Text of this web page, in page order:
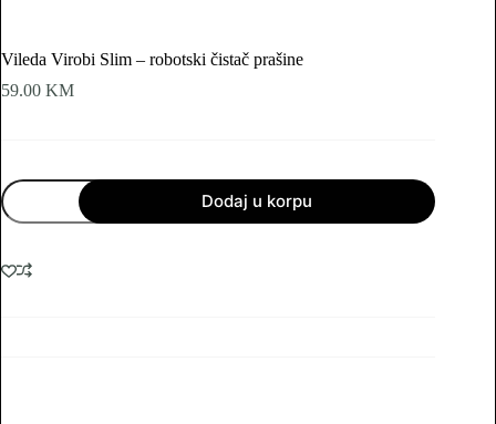
Vileda Virobi Slim – robotski čistač prašine
59.00 KM
Vileda
Virobi
Slim
robotski
čistač
Dodaj u korpu